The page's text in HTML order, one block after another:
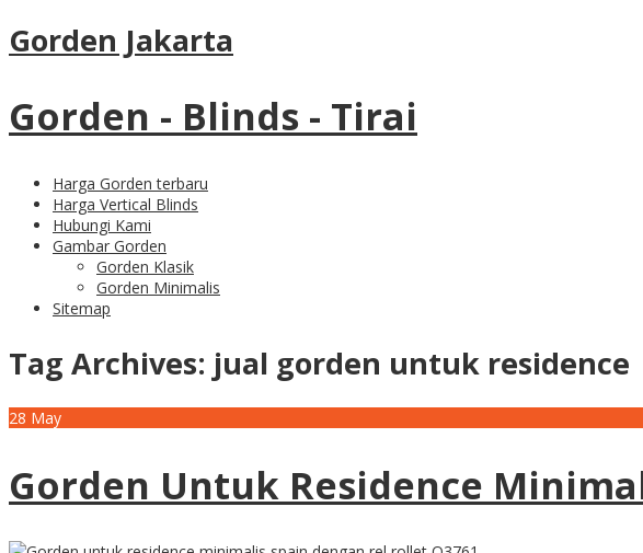
Gorden Jakarta
Gorden - Blinds - Tirai
Harga Gorden terbaru
Harga Vertical Blinds
Hubungi Kami
Gambar Gorden
Gorden Klasik
Gorden Minimalis
Sitemap
Tag Archives: jual gorden untuk residence
28 May
Gorden Untuk Residence